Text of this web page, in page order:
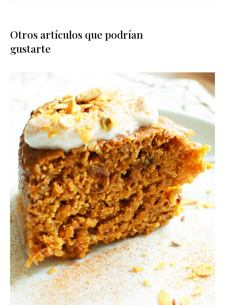
Otros artículos que podrían
gustarte